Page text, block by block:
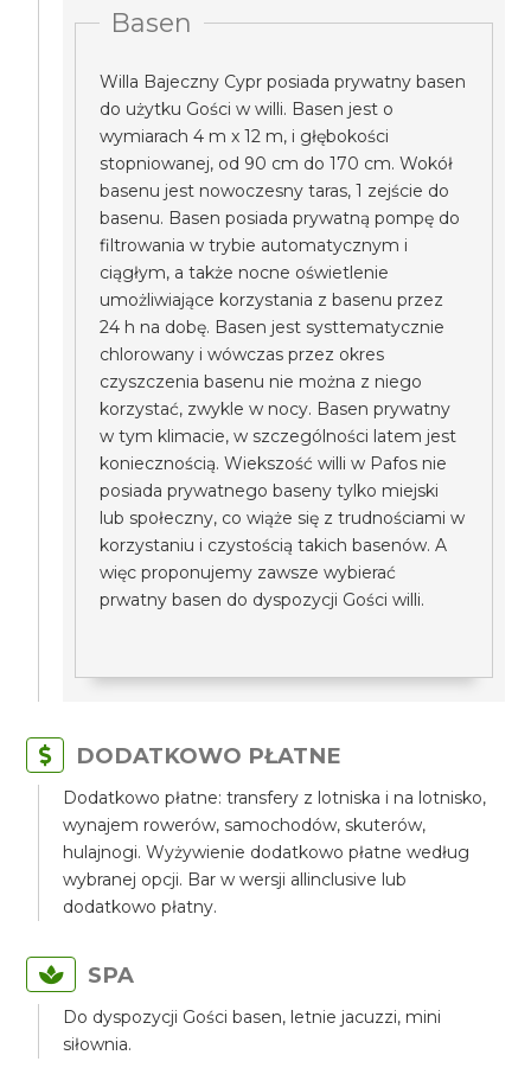
Basen
Willa Bajeczny Cypr posiada prywatny basen
do użytku Gości w willi. Basen jest o
wymiarach 4 m x 12 m, i głębokości
stopniowanej, od 90 cm do 170 cm. Wokół
basenu jest nowoczesny taras, 1 zejście do
basenu. Basen posiada prywatną pompę do
filtrowania w trybie automatycznym i
ciągłym, a także nocne oświetlenie
umożliwiające korzystania z basenu przez
24 h na dobę. Basen jest systtematycznie
chlorowany i wówczas przez okres
czyszczenia basenu nie można z niego
korzystać, zwykle w nocy. Basen prywatny
w tym klimacie, w szczególności latem jest
koniecznością. Wiekszość willi w Pafos nie
posiada prywatnego baseny tylko miejski
lub społeczny, co wiąże się z trudnościami w
korzystaniu i czystością takich basenów. A
więc proponujemy zawsze wybierać
prwatny basen do dyspozycji Gości willi.
DODATKOWO PŁATNE
Dodatkowo płatne: transfery z lotniska i na lotnisko,
wynajem rowerów, samochodów, skuterów,
hulajnogi. Wyżywienie dodatkowo płatne według
wybranej opcji. Bar w wersji allinclusive lub
dodatkowo płatny.
SPA
Do dyspozycji Gości basen, letnie jacuzzi, mini
siłownia.